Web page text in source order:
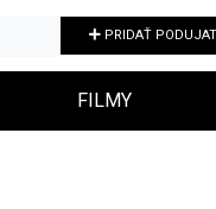
PRIDAŤ
FILMY